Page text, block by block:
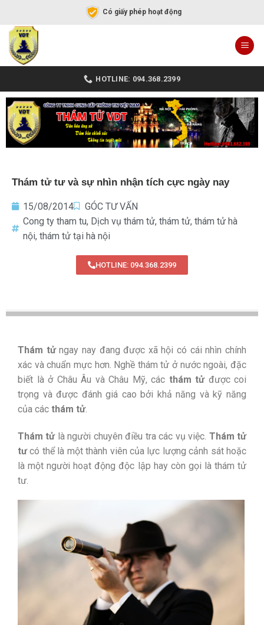
Có giấy phép hoạt động
HOTLINE: 094.368.2399
Thám tử tư và sự nhìn nhận tích cực ngày nay
15/08/2014
GÓC TƯ VẤN
Cong ty tham tu, Dịch vụ thám tử, thám tử, thám tử hà
nội, thám tử tại hà nội
HOTLINE: 094.368.2399
Thám tửngay nay đang được xã hội có cái nhìn chính
xác và chuẩn mực hơn. Nghề thám tử ở nước ngoài, đặc
biết là ở Châu Âu và Châu Mỹ, các thám tửđược coi
trọng và được đánh giá cao bởi khả năng và kỹ năng
của các thám tử.
Thám tửlà người chuyên điều tra các vụ việc. Thám tử
tưcó thể là một thành viên của lực lượng cảnh sát hoặc
là một người hoạt động độc lập hay còn gọi là thám tử
tư.